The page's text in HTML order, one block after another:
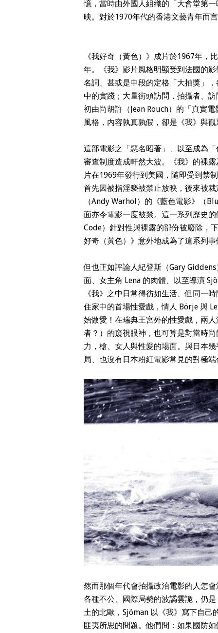
憶，當時由外國人組織的「大會堂第
映。對於1970年代的香港文藝青年而
《我好奇（黃色）》成片於1967年，
年。《我》影片風格明顯受到法國的
名詞、甚或是中段的定格「大抽獎」
中的實踐；大量街頭訪問，拍攝者、
初由尚胡許（Jean Rouch）的「真實
風格，內容孰真孰假，卻是《我》與
這部電影之「惡名昭著」、以至成為
審查制度造成軒然大波。《我》的裸
片在1969年發行到美國，隨即受到禁
首先因被指淫褻被禁止放映，後來被
（Andy Warhol）的《藍色電影》（
面亦令電影一度被禁。這一系列歷史
Code）針對性與裸露的部份被廢除，
好奇（黃色）》意外地成為了這系列
但也正如評論人紀登斯（Gary
面、女主角 Lena 的肉體、以至導演
《我》之中日常得彷如生活、但同一
住家中的首場性愛戲，情人 Börje 與
始做愛！在瑞典王宮外的性愛戲，兩
者？）的窺視眼神，也可算是對當時
力，槍、女人與性愛的場面。與日本
局、也沒有日本粉紅電影常見的對極
然而那個年代會拍攝政治電影的人怎
各種不公、國際局勢的波譎雲詭，仍
土的北歐，Sjöman 以《我》寫下自己
匪夷所思的問題。他們問：如果國防